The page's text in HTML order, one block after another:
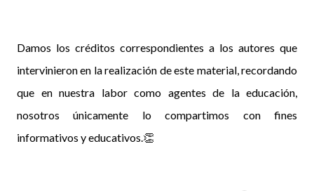
Damos los créditos correspondientes a los autores que
intervinieron en la realización de este material, recordando
que en nuestra labor como agentes de la educación,
nosotros únicamente lo compartimos con fines
informativos y educativos.👏